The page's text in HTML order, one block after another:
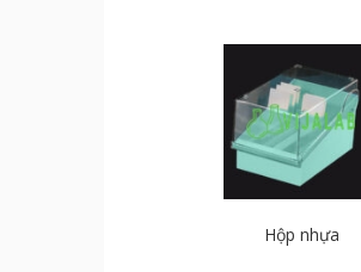
Hộp nhựa